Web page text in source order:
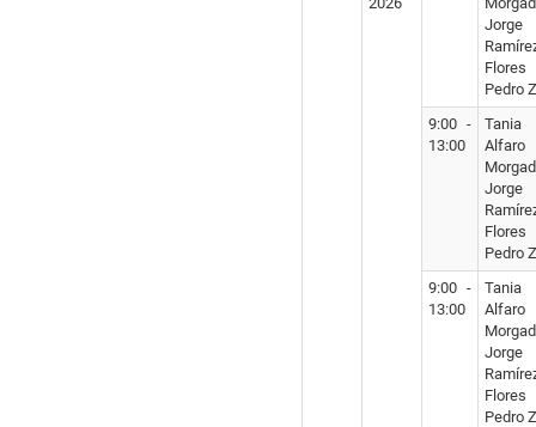
Jorge
Flores
Pedro
9:00 -
13:00
Tania
Alfaro
Jorge
Flores
Pedro
9:00 -
13:00
Tania
Alfaro
Jorge
Flores
Pedro